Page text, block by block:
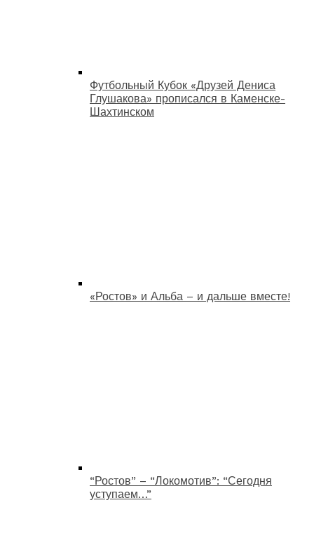
Футбольный Кубок «Друзей Дениса
Глушакова» прописался в Каменске-
Шахтинском
«Ростов» и Альба – и дальше вместе!
“Ростов” – “Локомотив”: “Сегодня
уступаем…”